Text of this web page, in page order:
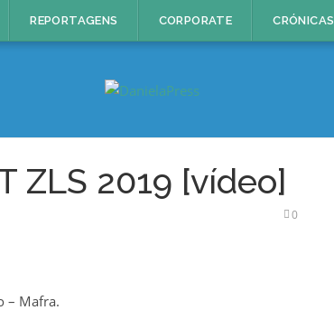
REPORTAGENS CORPORATE CRÓNICAS
ZLS 2019 [vídeo]
0
– Mafra.